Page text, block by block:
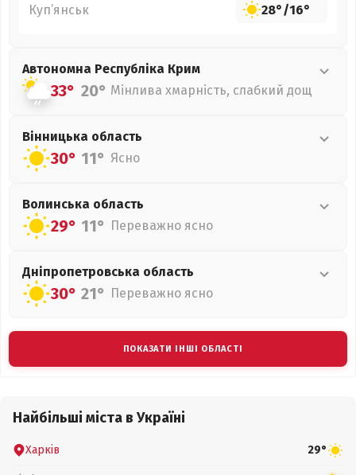
Куп’янськ 28°/16°
Автономна Республіка Крим
33° 20° Мінлива хмарність, слабкий дощ
Вінницька область
30° 11° Ясно
Волинська область
29° 11° Переважно ясно
Дніпропетровська область
30° 21° Переважно ясно
ПОКАЗАТИ ІНШІ ОБЛАСТІ
Найбільші міста в Україні
Харків 29°